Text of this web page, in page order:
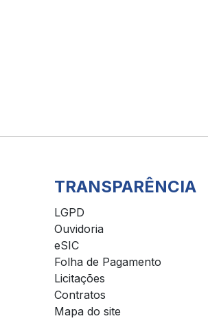
TRANSPARÊNCIA
LGPD
Ouvidoria
eSIC
Folha de Pagamento
Licitações
Contratos
Mapa do site